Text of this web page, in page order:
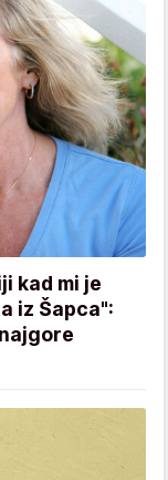
kad mi je
iz Šapca":